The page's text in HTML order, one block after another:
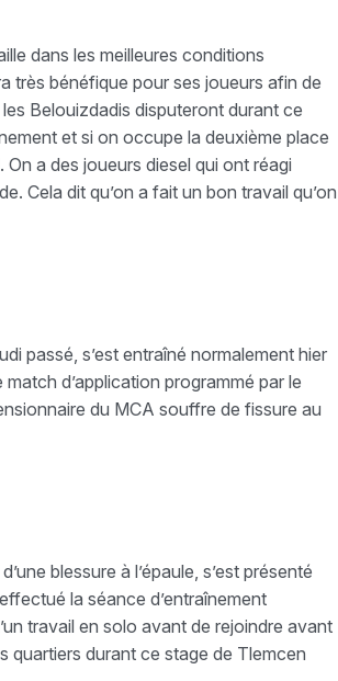
dans les meilleures conditions
très bénéfique pour ses joueurs afin de
Belouizdadis disputeront durant ce
et si on occupe la deuxième place
a des joueurs diesel qui ont réagi
Cela dit qu’on a fait un bon travail qu’on
passé, s’est entraîné normalement hier
d’application programmé par le
du MCA souffre de fissure au
blessure à l’épaule, s’est présenté
la séance d’entraînement
travail en solo avant de rejoindre avant
quartiers durant ce stage de Tlemcen